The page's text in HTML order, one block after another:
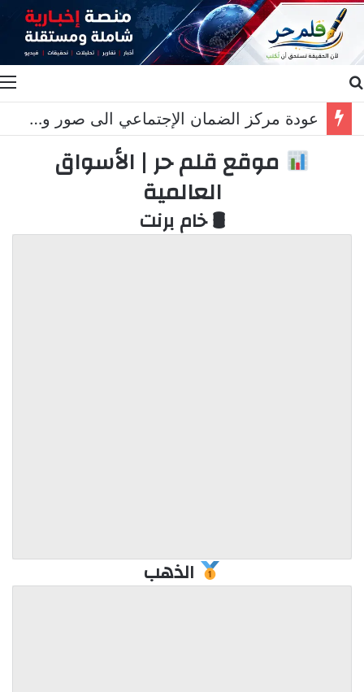
عودة مركز الضمان الإجتماعي الى صور وخريس المناطق التجريبية مزحة
موقع قلم حر | الأسواق
العالمية
🛢 خام برنت
الذهب